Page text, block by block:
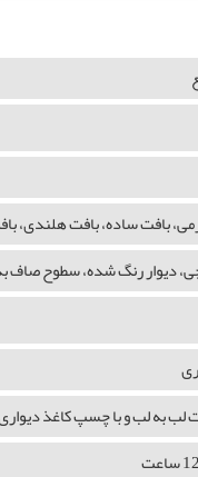
بافت ساده، بافت هلندی،
دیوار رنگ شده، سطوح
لب به لب و با چسپ کاغذ